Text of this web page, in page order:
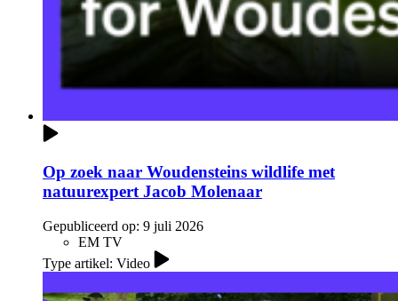
Op zoek naar Woudensteins wildlife met
natuurexpert Jacob Molenaar
Gepubliceerd op: 9 juli 2026
EM TV
Type artikel: Video